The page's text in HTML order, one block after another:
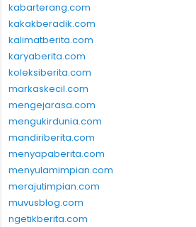
kabarterang.com
kakakberadik.com
kalimatberita.com
karyaberita.com
koleksiberita.com
markaskecil.com
mengejarasa.com
mengukirdunia.com
mandiriberita.com
menyapaberita.com
menyulamimpian.com
merajutimpian.com
muvusblog.com
ngetikberita.com